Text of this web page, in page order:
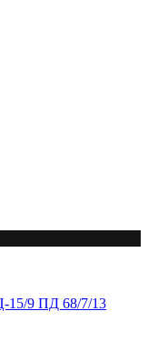
15/9 ПД 68/7/13